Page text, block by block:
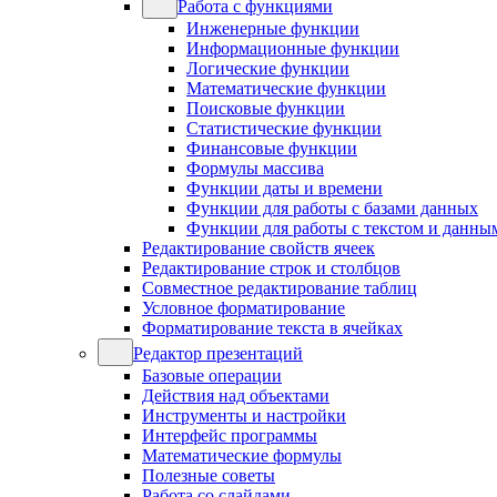
Работа с функциями
Инженерные функции
Информационные функции
Логические функции
Математические функции
Поисковые функции
Статистические функции
Финансовые функции
Формулы массива
Функции даты и времени
Функции для работы с базами данных
Функции для работы с текстом и
Редактирование свойств ячеек
Редактирование строк и столбцов
Совместное редактирование таблиц
Условное форматирование
Форматирование текста в ячейках
Редактор презентаций
Базовые операции
Действия над объектами
Инструменты и настройки
Интерфейс программы
Математические формулы
Полезные советы